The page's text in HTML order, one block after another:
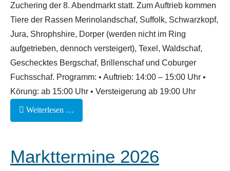
Zuchering der 8. Abendmarkt statt. Zum Auftrieb kommen
Tiere der Rassen Merinolandschaf, Suffolk, Schwarzkopf,
Jura, Shrophshire, Dorper (werden nicht im Ring
aufgetrieben, dennoch versteigert), Texel, Waldschaf,
Geschecktes Bergschaf, Brillenschaf und Coburger
Fuchsschaf. Programm: • Auftrieb: 14:00 – 15:00 Uhr •
Körung: ab 15:00 Uhr • Versteigerung ab 19:00 Uhr
Weiterlesen …
Markttermine 2026